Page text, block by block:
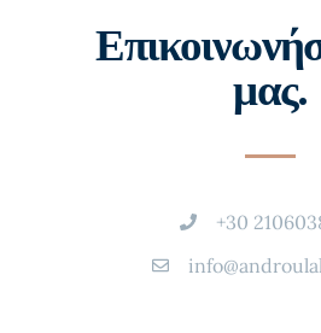
μας.
+30